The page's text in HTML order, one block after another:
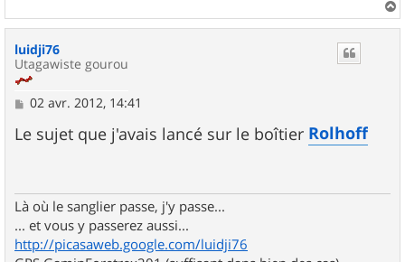
a
luidji76
Utagawiste gourou
M
s
s
02 avr. 2012, 14:41
Le sujet que j'avais lancé sur le boîtier Rolhoff
Là où le sanglier passe, j'y passe...
... et vous y passerez aussi...
http://picasaweb.google.com/luidji76